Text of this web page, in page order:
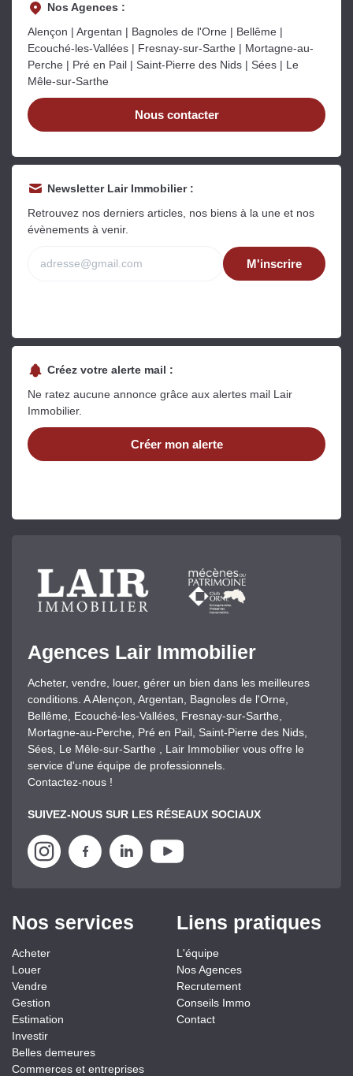
Nos Agences :
Alençon | Argentan | Bagnoles de l'Orne | Bellême |
Ecouché-les-Vallées | Fresnay-sur-Sarthe | Mortagne-au-
Perche | Pré en Pail | Saint-Pierre des Nids | Sées | Le
Mêle-sur-Sarthe
Nous contacter
Newsletter Lair Immobilier :
Retrouvez nos derniers articles, nos biens à la une et nos
évènements à venir.
M'inscrire
Créez votre alerte mail :
Ne ratez aucune annonce grâce aux alertes mail Lair
Immobilier.
Créer mon alerte
Agences Lair Immobilier
Acheter, vendre, louer, gérer un bien dans les meilleures
conditions. A Alençon, Argentan, Bagnoles de l'Orne,
Bellême, Ecouché-les-Vallées, Fresnay-sur-Sarthe,
Mortagne-au-Perche, Pré en Pail, Saint-Pierre des Nids,
Sées, Le Mêle-sur-Sarthe , Lair Immobilier vous offre le
service d'une équipe de professionnels.
Contactez-nous !
SUIVEZ-NOUS SUR LES RÉSEAUX SOCIAUX
Nos services
Acheter
Louer
Vendre
Gestion
Estimation
Investir
Belles demeures
Commerces et entreprises
Liens pratiques
L'équipe
Nos Agences
Recrutement
Conseils Immo
Contact